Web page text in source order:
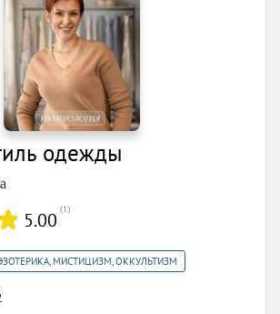
одежды
5.00 (1)
МИСТИЦИЗМ, ОККУЛЬТИЗМ